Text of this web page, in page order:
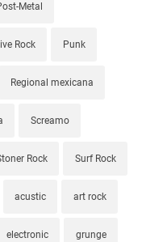
Metal
Rock Punk
Regional mexicana
Screamo
Rock Surf Rock
acustic art rock
electronic grunge